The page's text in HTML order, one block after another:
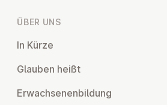
ÜBER UNS
In Kürze
Glauben heißt
Er­wach­se­nen­bil­dung